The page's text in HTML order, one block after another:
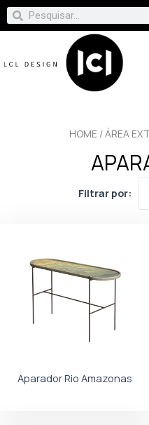
HOME/ÁREA
Filtrar por:
Aparador Rio Amazonas